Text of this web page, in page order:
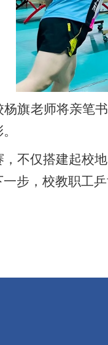
杨旗老师将亲笔
不仅搭建起校
步，校教职工